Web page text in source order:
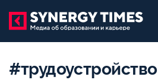
#трудоустройство